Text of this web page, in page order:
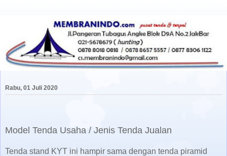
Rabu, 01 Juli 2020
Model Tenda Usaha / Jenis Tenda Jualan
Tenda stand KYT ini hampir sama dengan tenda piramid